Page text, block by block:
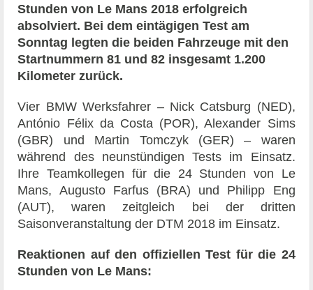
Stunden von Le Mans 2018 erfolgreich
absolviert. Bei dem eintägigen Test am
Sonntag legten die beiden Fahrzeuge mit den
Startnummern 81 und 82 insgesamt 1.200
Kilometer zurück.
Vier BMW Werksfahrer – Nick Catsburg (NED),
António Félix da Costa (POR), Alexander Sims
(GBR) und Martin Tomczyk (GER) – waren
während des neunstündigen Tests im Einsatz.
Ihre Teamkollegen für die 24 Stunden von Le
Mans, Augusto Farfus (BRA) und Philipp Eng
(AUT), waren zeitgleich bei der dritten
Saisonveranstaltung der DTM 2018 im Einsatz.
Reaktionen auf den offiziellen Test für die 24
Stunden von Le Mans: